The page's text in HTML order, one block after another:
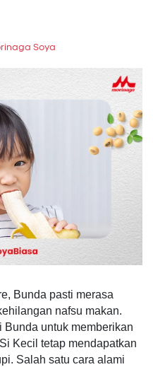
Soya
Bunda pasti merasa
nafsu makan.
untuk memberikan
Kecil tetap mendapatkan
Salah satu cara alami